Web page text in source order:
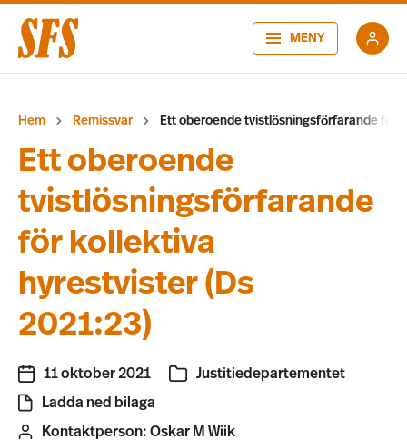
MENY
Hem Remissvar Ett oberoende tvistlösningsförfarande för
Ett oberoende
tvistlösningsförfarande
för kollektiva
hyrestvister (Ds
2021:23)
11 oktober 2021
Justitiedepartementet
Ladda ned bilaga
Kontaktperson:Oskar M Wiik